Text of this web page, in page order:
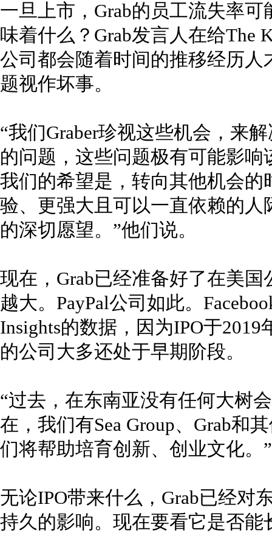
一旦上市，Grab的员工流失率
味着什么？Grab发言人在给The
公司都会随着时间的推移经历人
题视作坏事。
“我们Graber珍视这些机会，来
的问题，这些问题极有可能影
我们的希望是，转向其他机会
验、更强大且可以一直依赖的
的深切愿望。”他们说。
现在，Grab已经准备好了在美
越大。PayPal公司如此。
Insights的数据，因为IPO于
的公司大多还处于早期阶段。
“过去，在东南亚没有任何大树
在，我们有Sea Group、Grab和
们将帮助培育创新、创业文化。”
无论IPO带来什么，Grab已经对
持久的影响。现在要看它是否能